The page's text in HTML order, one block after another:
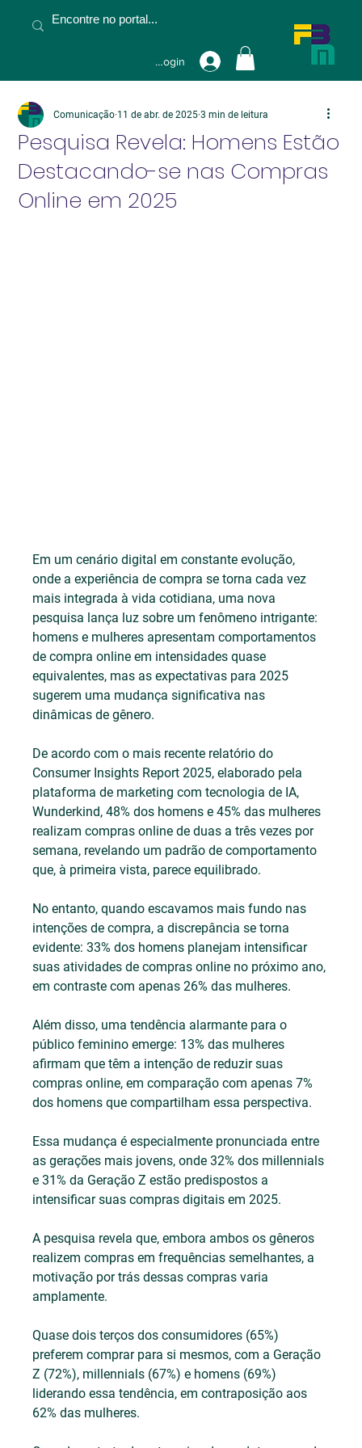
Fazer Login
Pesquisa Revela: Homens Estão
Destacando-se nas Compras
Online em 2025
Comunicação 11 de abr. de 2025 3 min de leitura
Em um cenário digital em constante evolução,
onde a experiência de compra se torna cada vez
mais integrada à vida cotidiana, uma nova
pesquisa lança luz sobre um fenômeno intrigante:
homens e mulheres apresentam comportamentos
de compra online em intensidades quase
equivalentes, mas as expectativas para 2025
sugerem uma mudança significativa nas
dinâmicas de gênero.
De acordo com o mais recente relatório do
Consumer Insights Report 2025, elaborado pela
plataforma de marketing com tecnologia de IA,
Wunderkind, 48% dos homens e 45% das mulheres
realizam compras online de duas a três vezes por
semana, revelando um padrão de comportamento
que, à primeira vista, parece equilibrado.
No entanto, quando escavamos mais fundo nas
intenções de compra, a discrepância se torna
evidente: 33% dos homens planejam intensificar
suas atividades de compras online no próximo ano,
em contraste com apenas 26% das mulheres.
Além disso, uma tendência alarmante para o
público feminino emerge: 13% das mulheres
afirmam que têm a intenção de reduzir suas
compras online, em comparação com apenas 7%
dos homens que compartilham essa perspectiva.
Essa mudança é especialmente pronunciada entre
as gerações mais jovens, onde 32% dos millennials
e 31% da Geração Z estão predispostos a
intensificar suas compras digitais em 2025.
A pesquisa revela que, embora ambos os gêneros
realizem compras em frequências semelhantes, a
motivação por trás dessas compras varia
amplamente.
Quase dois terços dos consumidores (65%)
preferem comprar para si mesmos, com a Geração
Z (72%), millennials (67%) e homens (69%)
liderando essa tendência, em contraposição aos
62% das mulheres.